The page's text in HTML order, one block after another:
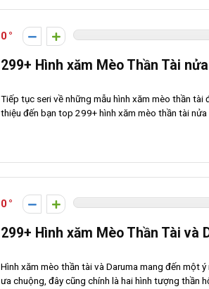
0
299+ Hình xăm Mèo Thần Tài
Tiếp tục seri về những mẫu hình xăm mèo thần
thiệu đến bạn top 299+ hình xăm mèo thần tài nửa
0
299+ Hình xăm Mèo Thần Tài và
Hình xăm mèo thần tài và Daruma mang đến một
ưa chuộng, đây cũng chính là hai hình tượng thần hộ